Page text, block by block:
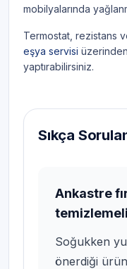
mobilyalarında
Termostat, rezistans
eşya servisi
yaptırabilirsiniz.
Sıkça
Ankastre
Soğukken
önerdiği